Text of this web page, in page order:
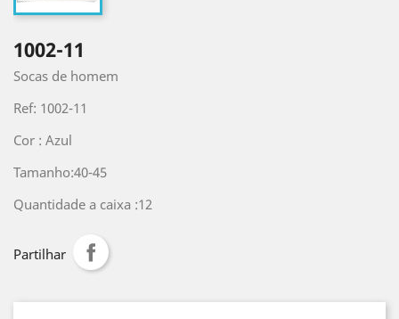
1002-11
Socas de homem
Ref: 1002-11
Cor : Azul
Tamanho:40-45
Quantidade a caixa :12
Partilhar